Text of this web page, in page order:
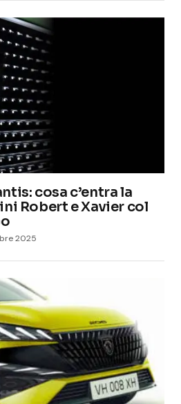
cosa c’entra la
Robert e Xavier col
2025